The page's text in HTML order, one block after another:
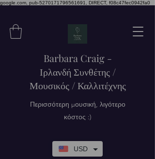
google.com, pub-5270171796561691, DIRECT, f08c47fec0942fa0
USD
Barbara Craig -
Ιρλανδή Συνθέτης /
Μουσικός / Καλλιτέχνης
Περισσότερη μουσική, λιγότερο
κόστος :)